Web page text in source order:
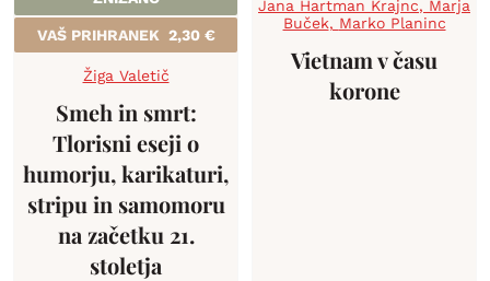
VAŠ PRIHRANEK 2,30 €
Žiga Valetič
Smeh in smrt:
Tlorisni eseji o
humorju, karikaturi,
stripu in samomoru
na začetku 21.
stoletja
Jana Hartman Krajnc, Marja
Buček, Marko Planinc
Vietnam v času
korone